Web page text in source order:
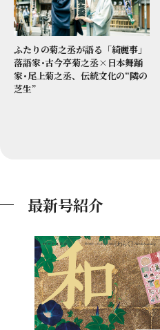
ふたりの菊之丞が語る「綺麗事」
落語家･古今亭菊之丞×日本舞踊
家･尾上菊之丞、伝統文化の“隣の
芝生”
最新号紹介